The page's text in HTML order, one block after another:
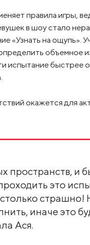
правила игры,
в шоу стало
«Узнать на ощупь».
объемное
испытание быстрее
окажется для
пространств, и
это
страшно!
иначе это
Ася.